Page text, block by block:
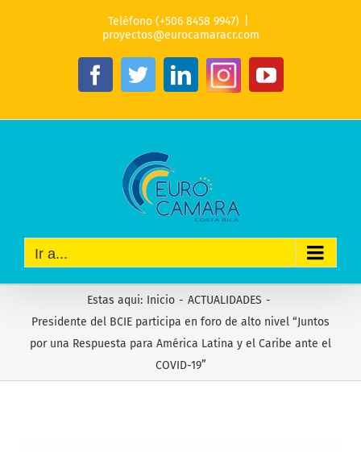
Teléfono (+506 8458 9947)
proyectos@eurocamaracr.com
Facebook
TwitterLinkedIn
InstagramYouTube
Ir a...
Estas aqui: Inicio - ACTUALIDADES -
Presidente del BCIE participa en foro de alto nivel “Juntos
por una Respuesta para América Latina y el Caribe ante el
COVID-19”